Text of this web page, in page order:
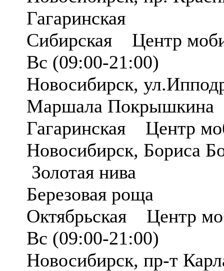
Гагаринская
Сибирская Центр
Вс (09:00-21:00)
Новосибирск,
Маршала Покрышкина
Гагаринская Центр
Новосибирск, Бориса
Золотая нива
Березовая роща
Октябрьская Центр
Вс (09:00-21:00)
Новосибирск, пр-т